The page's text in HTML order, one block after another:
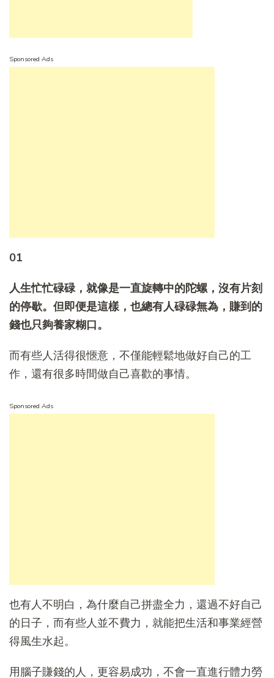
Sponsored Ads
01
人生忙忙碌碌，就像是一直旋轉中的陀螺，沒有片刻
的停歇。但即便是這樣，也總有人碌碌無為，賺到的
錢也只夠養家糊口。
而有些人活得很愜意，不僅能輕鬆地做好自己的工
作，還有很多時間做自己喜歡的事情。
Sponsored Ads
也有人不明白，為什麼自己拼盡全力，還過不好自己
的日子，而有些人並不費力，就能把生活和事業經營
得風生水起。
用腦子賺錢的人，更容易成功，不會一直進行體力勞